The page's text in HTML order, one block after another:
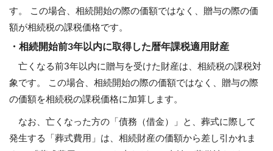
す。 この場合、相続開始の際の価額ではなく、贈与の際の価
額が相続税の課税価格です。
・相続開始前3年以内に取得した暦年課税適用財産
亡くなる前3年以内に贈与を受けた財産は、相続税の課税対
象です。 この場合、相続開始の際の価額ではなく、贈与の際
の価額を相続税の課税価格に加算します。
なお、亡くなった方の「債務（借金）」と、葬式に際して
発生する「葬式費用」は、相続財産の価額から差し引かれま